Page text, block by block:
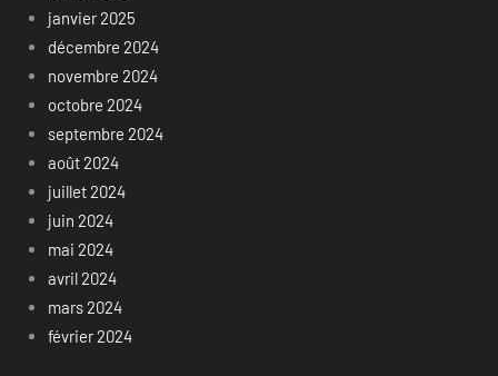
janvier 2025
décembre 2024
novembre 2024
octobre 2024
septembre 2024
août 2024
juillet 2024
juin 2024
mai 2024
avril 2024
mars 2024
février 2024